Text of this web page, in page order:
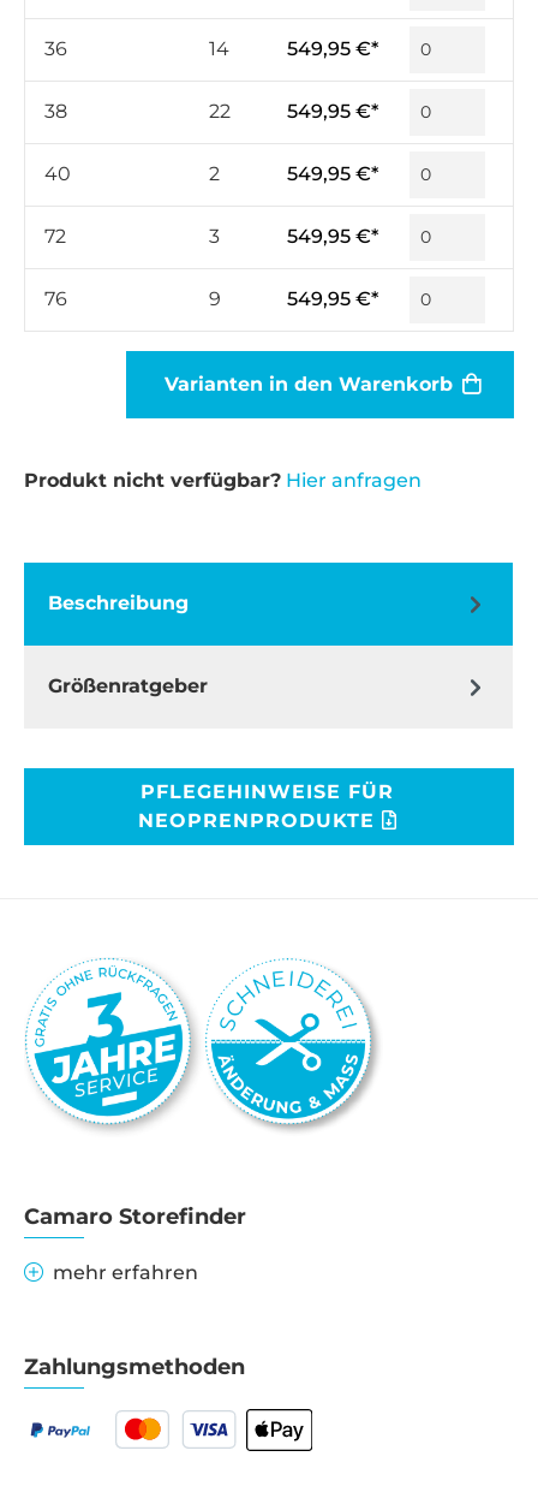
36 14 549,95 €*
38 22 549,95 €*
40 2 549,95 €*
72 3 549,95 €*
76 9 549,95 €*
Varianten in den Warenkorb
Produkt nicht verfügbar? Hier anfragen
Beschreibung
Größenratgeber
PFLEGEHINWEISE FÜR
NEOPRENPRODUKTE
Camaro Storefinder
mehr erfahren
Zahlungsmethoden